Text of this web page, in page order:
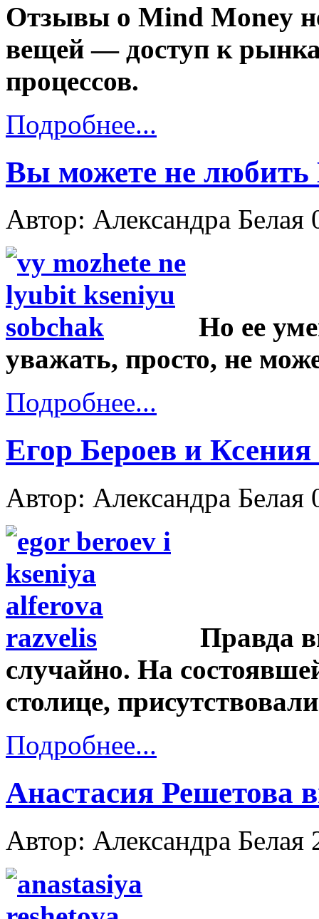
Отзывы о Mind Money
вещей — доступ к
процессов.
Подробнее...
Вы можете не
Автор: Александра Белая
Но ее
уважать, просто, не
Подробнее...
Егор Бероев и
Автор: Александра Белая
Правда
случайно. На
столице,
Подробнее...
Анастасия Решетова
Автор: Александра Белая